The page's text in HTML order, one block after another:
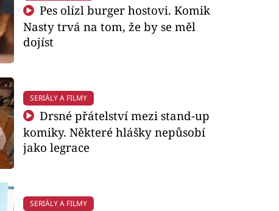
Pes olízl burger hostovi. Komik
Nasty trvá na tom, že by se měl
dojíst
SERIÁLY A FILMY
Drsné přátelství mezi stand-up
komiky. Některé hlášky nepůsobí
jako legrace
SERIÁLY A FILMY